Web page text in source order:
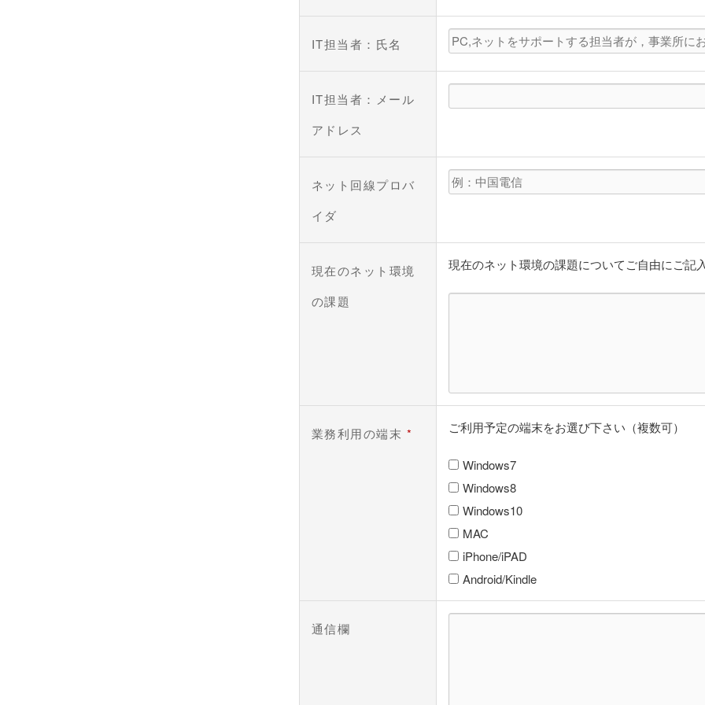
IT担当者：氏名
IT担当者：メール
アドレス
ネット回線プロバ
イダ
現在のネット環境
の課題
現在のネット環境の課題についてご自由にご記
業務利用の端末 * ご利用予定の端末をお選び下さい（複数可）
Windows7
Windows8
Windows10
MAC
iPhone/iPAD
Android/Kindle
通信欄